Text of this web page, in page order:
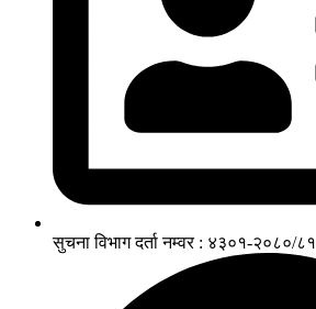
सुचना विभाग दर्ता नम्वर : ४३०१-२०८०/८१